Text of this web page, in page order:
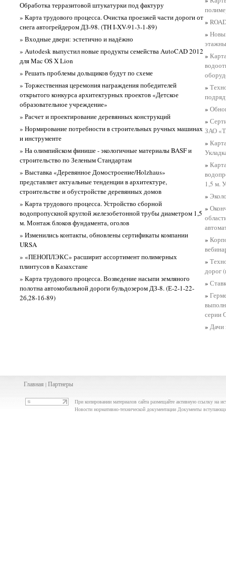
Обработка терразитовой штукатурки под фактуру
» Карта трудового процесса. Очистка проезжей части дороги от
снега автогрейдером ДЗ-98. (TH I-XV-91-3-1-89)
» Входные двери: эстетично и надёжно
» Autodesk выпустил новые продукты семейства AutoCAD 2012
для Mac OS X Lion
» Решать проблемы дольщиков будут по схеме
» Торжественная церемония награждения победителей
открытого конкурса архитектурных проектов «Детское
образовательное учреждение»
» Расчет и проектирование деревянных конструкций
» Нормирование потребности в строительных ручных машинах
и инструменте
» На олимпийском финише - экологичные материалы BASF и
строительство по Зеленым Стандартам
» Выставка «Деревянное Домостроение/Holzhaus»
представляет актуальные тенденции в архитектуре,
строительстве и обустройстве деревянных домов
» Карта трудового процесса. Устройство сборной
водопропускной круглой железобетонной трубы диаметром 1,5
м. Монтаж блоков фундамента, оголов
» Изменились контакты, обновлены сертификаты компании
URSA
» «ПЕНОПЛЭКС» расширит ассортимент полимерных
плинтусов в Казахстане
» Карта трудового процесса. Возведение насыпи земляного
полотна автомобильной дороги бульдозером ДЗ-8. (Е-2-1-22-
2б,28-1б-89)
»
»
»
»
»
»
ЗАО
»
»
1,5 м.
»
»
»
»
дорог
»
»
серии
» Дачи
Главная | Партнеры
При копировании материалов сайта размещайте активную ссылку на
Новости нормативно-технической документации Документы